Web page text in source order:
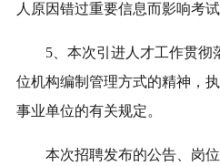
人原因错过重要信息而影响考
5、本次引进人才工作贯彻
位机构编制管理方式的精神，
事业单位的有关规定。
本次招聘发布的公告、岗